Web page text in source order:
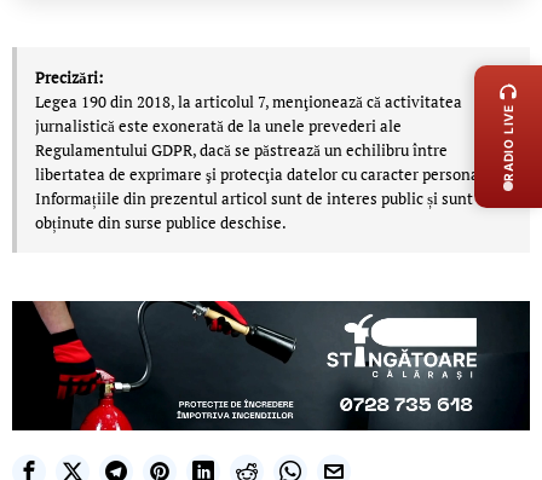
Precizări:
Legea 190 din 2018, la articolul 7, menţionează că activitatea
jurnalistică este exonerată de la unele prevederi ale
Regulamentului GDPR, dacă se păstrează un echilibru între
libertatea de exprimare şi protecţia datelor cu caracter personal.
Informațiile din prezentul articol sunt de interes public și sunt
obținute din surse publice deschise.
RADIO LIVE